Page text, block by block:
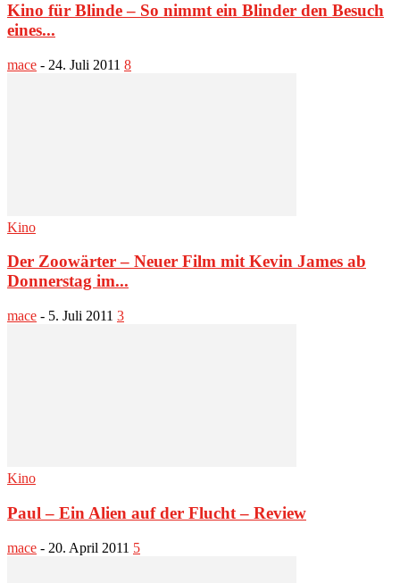
Kino für Blinde – So nimmt ein Blinder den Besuch
eines...
mace - 24. Juli 2011 8
Kino
Der Zoowärter – Neuer Film mit Kevin James ab
Donnerstag im...
mace - 5. Juli 2011 3
Kino
Paul – Ein Alien auf der Flucht – Review
mace - 20. April 2011 5